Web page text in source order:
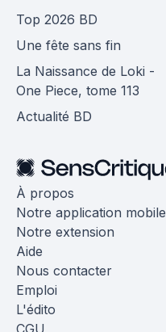
Top 2026 BD
Une fête sans fin
La Naissance de Loki -
One Piece, tome 113
Actualité BD
À propos
Notre application mobile
Notre extension
Aide
Nous contacter
Emploi
L'édito
CGU